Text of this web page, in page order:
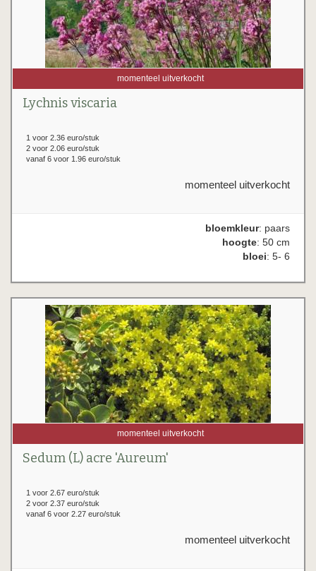
momenteel uitverkocht
Lychnis viscaria
1 voor 2.36 euro/stuk
2 voor 2.06 euro/stuk
vanaf 6 voor 1.96 euro/stuk
momenteel uitverkocht
bloemkleur: paars
hoogte: 50 cm
bloei: 5- 6
momenteel uitverkocht
Sedum (L) acre 'Aureum'
1 voor 2.67 euro/stuk
2 voor 2.37 euro/stuk
vanaf 6 voor 2.27 euro/stuk
momenteel uitverkocht